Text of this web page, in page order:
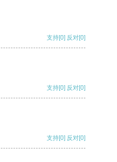
支持[0] 反对[0]
支持[0] 反对[0]
支持[0] 反对[0]